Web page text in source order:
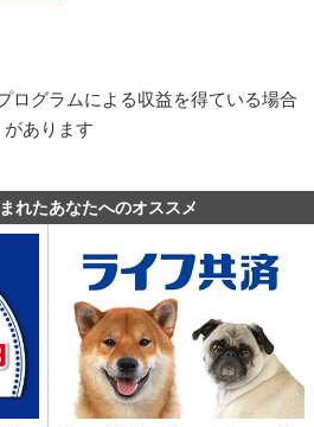
ログラムによる収益を得ている場合
があります
れたあなたへのオススメ